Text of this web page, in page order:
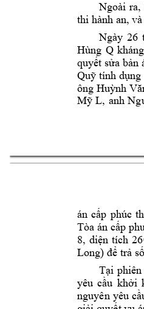
Ngoài ra,
thi hành an, và
Ngày 26
Hùng Q kháng
quyết sửa bản
Quỹ tính dụng
ông Huỳnh
Mỹ L, anh
án cấp phúc
Tòa án cấp
8, diện tích
Long) để trả
Tại phiên
yêu cầu khởi
nguyên yêu